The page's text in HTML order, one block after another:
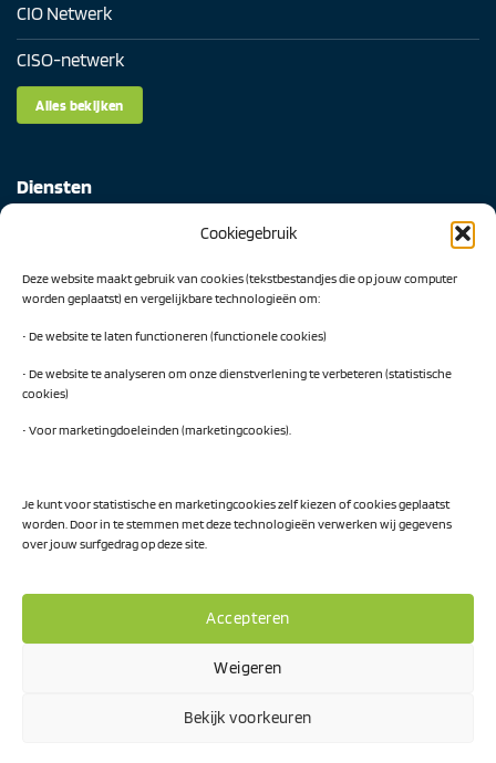
Cookiegebruik
Deze website maakt gebruik van cookies (tekstbestandjes die op jouw computer
worden geplaatst) en vergelijkbare technologieën om:
• De website te laten functioneren (functionele cookies)
• De website te analyseren om onze dienstverlening te verbeteren (statistische
cookies)
• Voor marketingdoeleinden (marketingcookies).
Je kunt voor statistische en marketingcookies zelf kiezen of cookies geplaatst
worden. Door in te stemmen met deze technologieën verwerken wij gegevens
over jouw surfgedrag op deze site.
Accepteren
Weigeren
Bekijk voorkeuren
CIO Netwerk
CISO-netwerk
Alles bekijken
Diensten
AI Readiness Scan
Traineeship SN Data & AI
Projecten
Niemeyer Campus